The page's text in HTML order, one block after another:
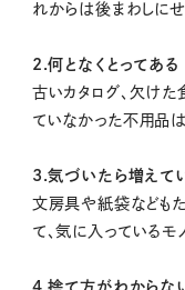
れからは後まわしにせ
2.何となくとってある
古いカタログ、欠けた
ていなかった不用品は
3.気づいたら増えて
文房具や紙袋なども
て、気に入っているモ